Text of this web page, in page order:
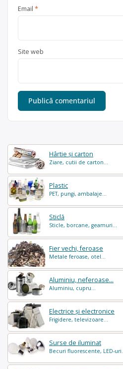
Hârtie și carton
Ziare, cutii de carton...
Plastic
PET, pungi, ambalaje...
Sticlă
Sticle, borcane, geamuri...
Fier vechi, feroase
Metale feroase, otel...
Aluminiu, neferoase...
Aluminiu, cupru...
Electrice și electronice
Frigidere, televizoare...
Surse de iluminat
Becuri fluorescente, LED-uri...
Email *
Site web